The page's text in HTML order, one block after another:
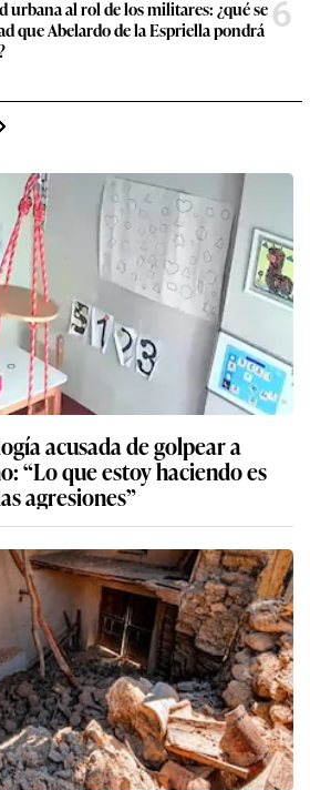
urbana al rol de los militares: ¿qué se
que Abelardo de la Espriella pondrá 6
acusada de golpear a
“Lo que estoy haciendo es
agresiones”